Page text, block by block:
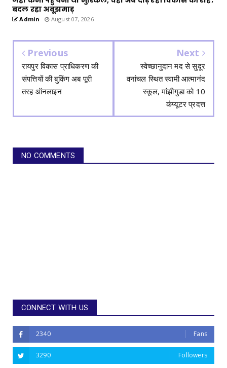
बदल रहा अबूझमाड़
Admin August 07, 2026
Previous
रायपुर विकास प्राधिकरण की
संपत्तियों की बुकिंग अब पूरी
तरह ऑनलाइन
Next
स्वेच्छानुदान मद से सुदूर
वनांचल स्थित स्वामी आत्मानंद
स्कूल, मांझीगुडा को 10
कंप्यूटर प्रदत्त
NO COMMENTS
CONNECT WITH US
2340 Fans
3290 Followers